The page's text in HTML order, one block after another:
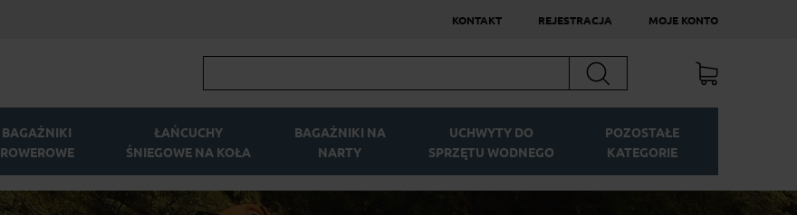
KONTAKT REJESTRACJA MOJE KONTO
Szukaj
BAGAŻNIKI
ROWEROWE
ŁAŃCUCHY
ŚNIEGOWE NA KOŁA
BAGAŻNIKI NA
NARTY
UCHWYTY DO
SPRZĘTU WODNEGO
POZOSTAŁE
KATEGORIE